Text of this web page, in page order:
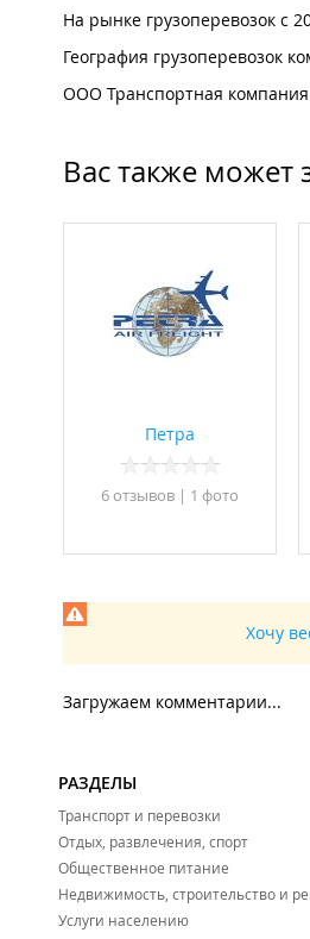
На рынке грузоперевозок с
География грузоперевозок
ООО Транспортная
Вас также может
Петра
6 отзывов | 1 фото
Хочу
Загружаем комментарии...
РАЗДЕЛЫ
Транспорт и перевозки
Отдых, развлечения, спорт
Общественное питание
Недвижимость, строительство и
Услуги населению